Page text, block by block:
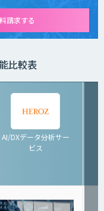
請求する
比較表
AI/DXデータ分析サー
ビス